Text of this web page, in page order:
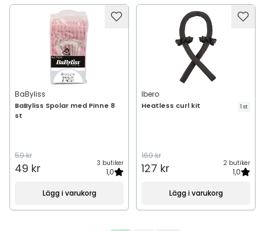
BaByliss
BaByliss Spolar med Pinne 8
st
59 kr
49 kr 3 butiker
1,0
Lägg i varukorg
Ibero
Heatless curl kit 1 st
169 kr
127 kr 2 butiker
1,0
Lägg i varukorg